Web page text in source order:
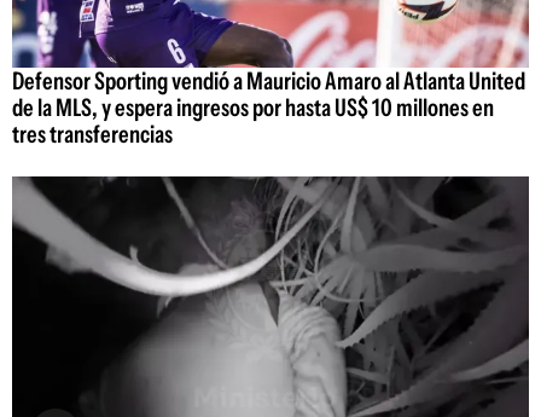
Defensor Sporting vendió a Mauricio Amaro al Atlanta United
de la MLS, y espera ingresos por hasta US$ 10 millones en
tres transferencias